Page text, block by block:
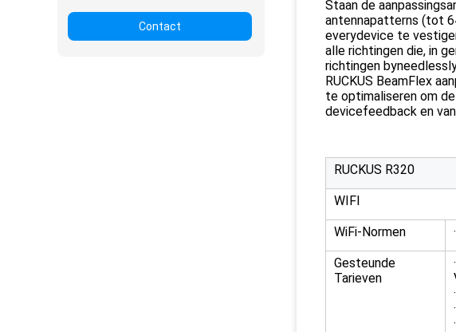
Contact
Staan de
antennapatterns (tot
everydevice te
alle richtingen die, in
richtingen
RUCKUS BeamFlex
te optimaliseren om
devicefeedback en
RUCKUS R320
WIFI
WiFi-Normen
Gesteunde
Tarieven